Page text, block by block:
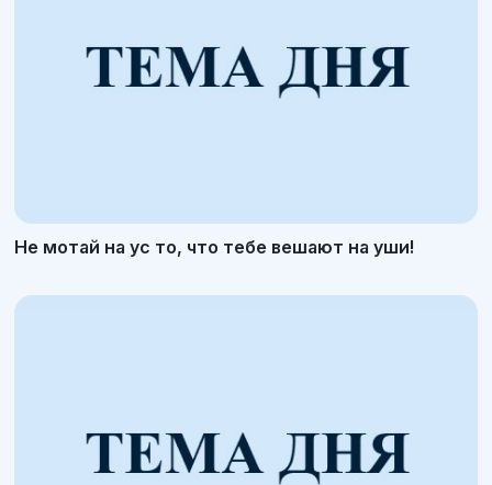
Не мотай на ус то, что тебе вешают на уши!